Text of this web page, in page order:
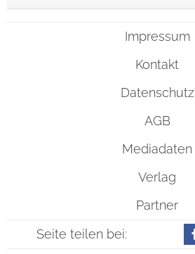
Impressum
Kontakt
Datenschutz
AGB
Mediadaten
Verlag
Partner
Seite teilen bei: